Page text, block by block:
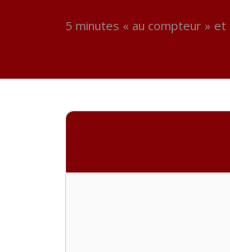
5 minutes « au compteur »